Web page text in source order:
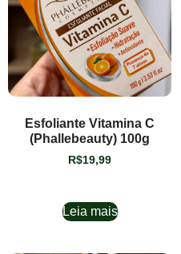
Esfoliante Vitamina C
(Phallebeauty) 100g
R$19,99
Leia mais